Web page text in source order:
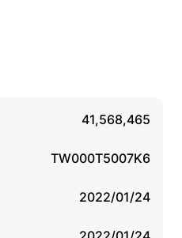
41,568,465
TW000T5007K6
2022/01/24